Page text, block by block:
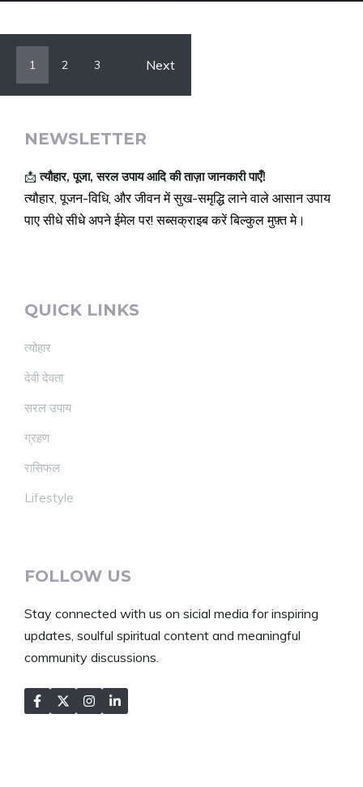
1 2 3 Next
NEWSLETTER
📩त्यौहार, पूजा, सरल उपाय आदि की ताज़ा जानकारी पाएँ!
त्यौहार, पूजन-विधि, और जीवन में सुख-समृद्धि लाने वाले आसान उपाय
पाए सीधे सीधे अपने ईमेल पर! सब्सक्राइब करें बिल्कुल मुफ़्त मे।
QUICK LINKS
त्योहार
देवी देवता
सरल उपाय
ग्रहण
रासिफल
Lifestyle
FOLLOW US
Stay connected with us on sicial media for inspiring
updates, soulful spiritual content and meaningful
community discussions.